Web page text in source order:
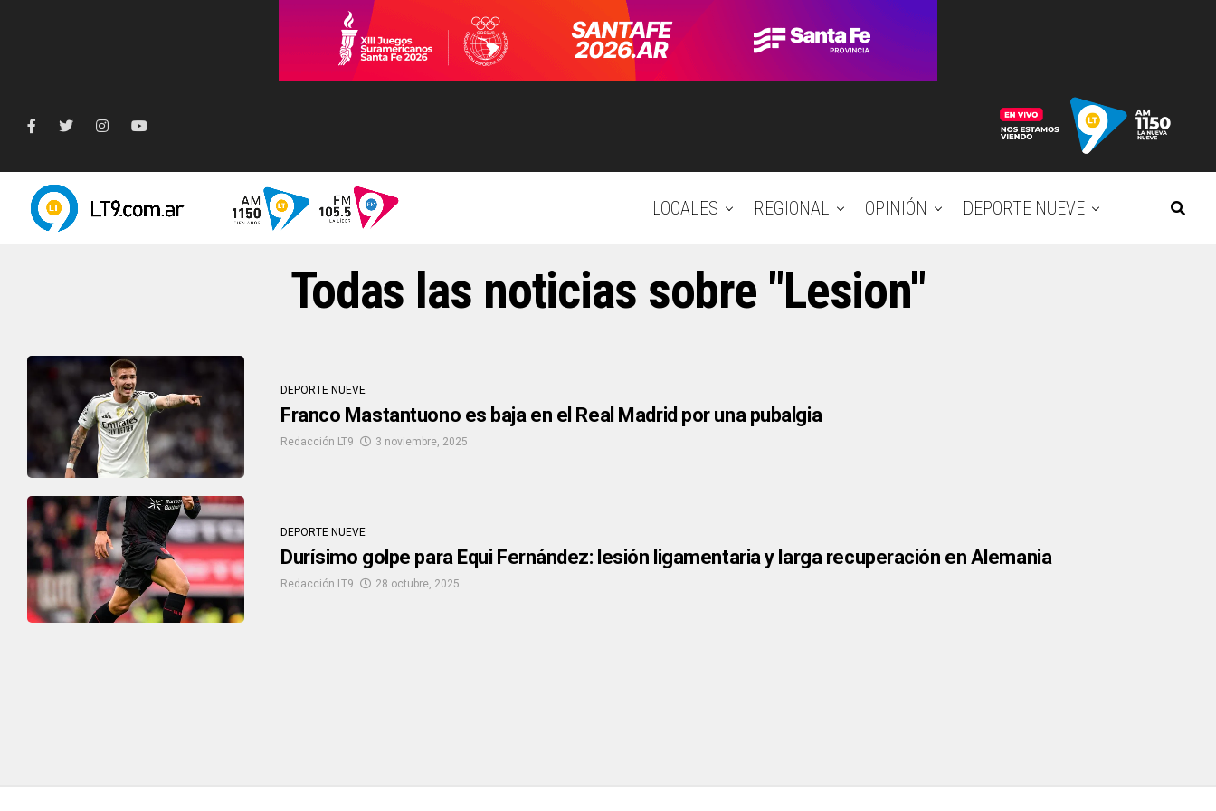
LOCALES REGIONAL OPINIÓN DEPORTE NUEVE
Todas las noticias sobre "Lesion"
DEPORTE NUEVE
Franco Mastantuono es baja en el Real Madrid por una pubalgia
Redacción LT9 3 noviembre, 2025
DEPORTE NUEVE
Durísimo golpe para Equi Fernández: lesión ligamentaria y larga recuperación en Alemania
Redacción LT9 28 octubre, 2025